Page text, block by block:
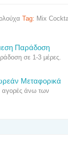
Tag: Mix
Παράδοση
σε 1-3 μέρες.
Μεταφορικά
αγορές άνω των